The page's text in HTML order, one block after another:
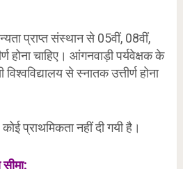
प्राप्त संस्थान से 05वीं, 08वीं,
होना चाहिए। आंगनवाड़ी पर्यवेक्षक के
विश्वविद्यालय से स्नातक उत्तीर्ण होना
प्राथमिकता नहीं दी गयी है।